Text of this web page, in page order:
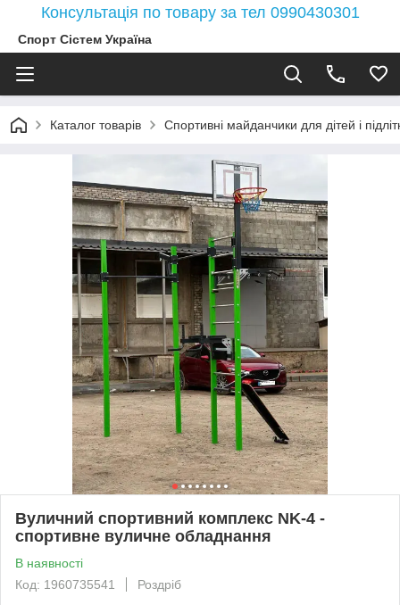
Консультація по товару за тел 0990430301
Спорт Сістем Україна
Каталог товарів Спортивні майданчики для дітей і
Вуличний спортивний комплекс NK-4 -
спортивне вуличне обладнання
В наявності
Код: 1960735541
Роздріб